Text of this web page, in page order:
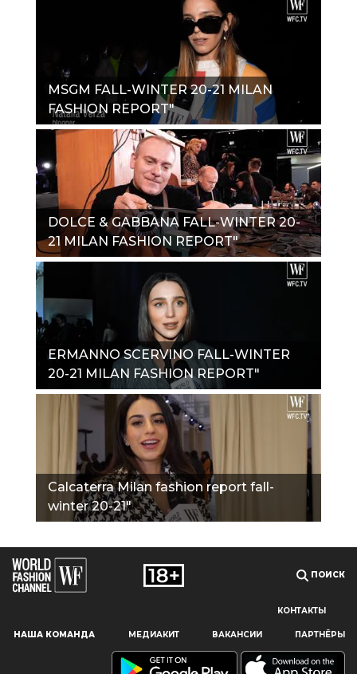
Наш сайт использует файлы cookie и похожие технологии,
пользователям, предоставляя персонализированную
MSGM FALL-WINTER 20-21 MILAN
FASHION REPORT"
DOLCE & GABBANA FALL-WINTER 20-
21 MILAN FASHION REPORT"
ERMANNO SCERVINO FALL-WINTER
20-21 MILAN FASHION REPORT"
Calcaterra Milan fashion report fall-
winter 20-21"
ПОИСК
КОНТАКТЫ
НАША КОМАНДА МЕДИАКИТ ВАКАНСИИ ПАРТНЁРЫ